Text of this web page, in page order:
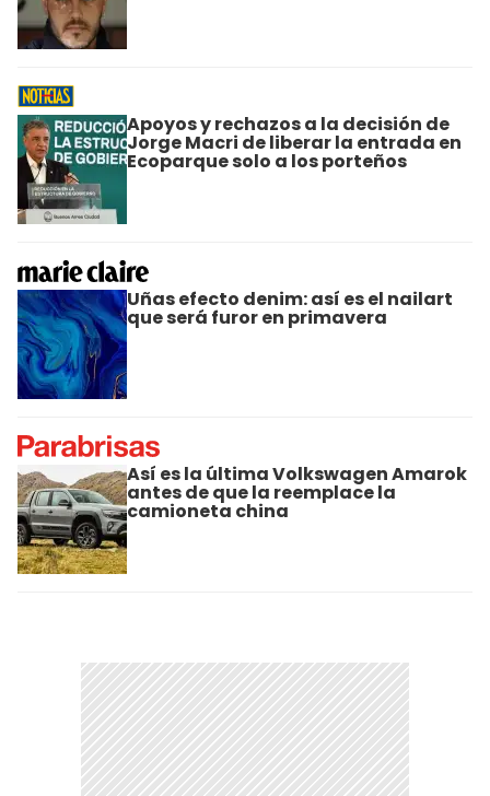
Apoyos y rechazos a la decisión de
Jorge Macri de liberar la entrada en
Ecoparque solo a los porteños
Uñas efecto denim: así es el nailart
que será furor en primavera
Así es la última Volkswagen Amarok
antes de que la reemplace la
camioneta china